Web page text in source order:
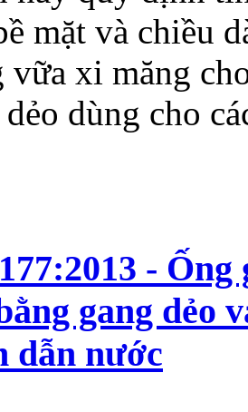
mặt và chiều
vữa xi măng
dùng cho
- Ống
gang dẻo
dẫn nước